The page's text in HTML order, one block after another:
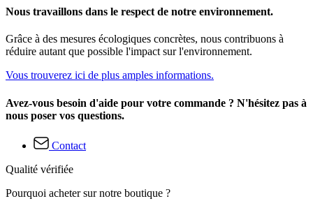
Nous travaillons dans le respect de notre environnement.
Grâce à des mesures écologiques concrètes, nous contribuons à
réduire autant que possible l'impact sur l'environnement.
Vous trouverez ici de plus amples informations.
Avez-vous besoin d'aide pour votre commande ? N'hésitez pas à
nous poser vos questions.
Contact
Qualité vérifiée
Pourquoi acheter sur notre boutique ?